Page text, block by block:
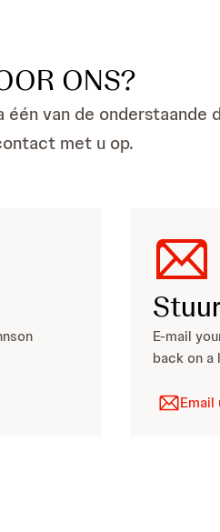
ONS?
van de onderstaande
met u op.
E-mail
back on
Email